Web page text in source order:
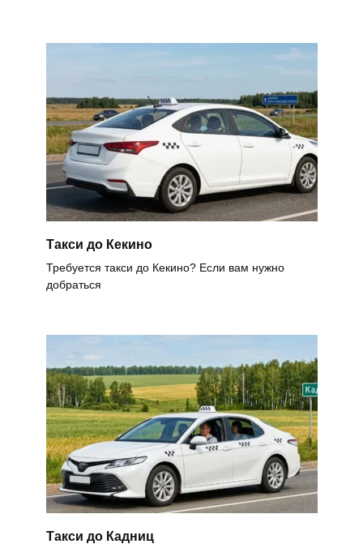
Такси до Кекино
Требуется такси до Кекино? Если вам нужно
добраться
Такси до Кадниц